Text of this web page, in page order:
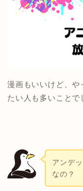
漫画もいいけど、や
たい人も多いことで
アンデ
なの？